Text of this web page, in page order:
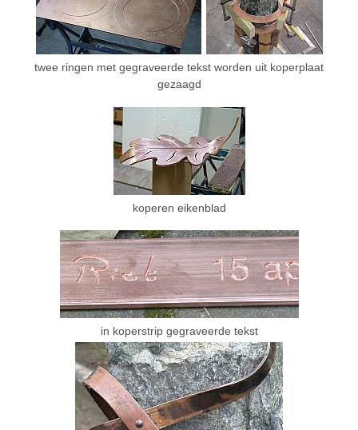
twee ringen met gegraveerde tekst worden uit koperplaat
gezaagd
koperen eikenblad
in koperstrip gegraveerde tekst